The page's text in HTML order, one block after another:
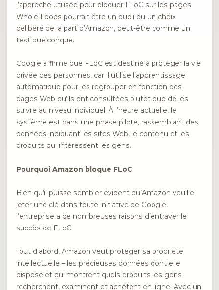
l’approche utilisée pour bloquer FLoC sur les pages
Whole Foods pourrait être un oubli ou un choix
délibéré de la part d’Amazon, peut-être comme un
test quelconque.
Google affirme que FLoC est destiné à protéger la vie
privée des personnes, car il utilise l’apprentissage
automatique pour les regrouper en fonction des
pages Web qu’ils ont consultées plutôt que de les
suivre au niveau individuel. À l’heure actuelle, le
système est dans une phase pilote, rassemblant des
données indiquant les sites Web, le contenu et les
produits qui intéressent les gens.
Pourquoi Amazon bloque FLoC
Bien qu’il puisse sembler évident qu’Amazon veuille
jeter une clé dans toute initiative de Google,
l’entreprise a de nombreuses raisons d’entraver le
succès de FLoC.
Tout d’abord, Amazon veut protéger sa propriété
intellectuelle – les précieuses données dont elle
dispose et qui montrent quels produits les gens
recherchent, examinent et achètent en ligne. Avec un